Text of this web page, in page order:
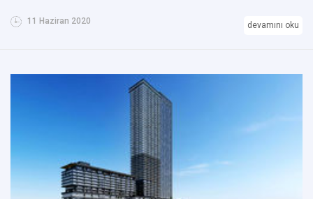
11 Haziran 2020 devamını oku